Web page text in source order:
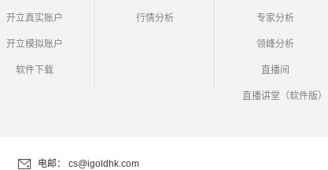
开立真实账户
开立模拟账户
软件下载
行情分析 专家分析
领峰分析
直播间
直播讲堂（软件版）
电邮： cs@igoldhk.com